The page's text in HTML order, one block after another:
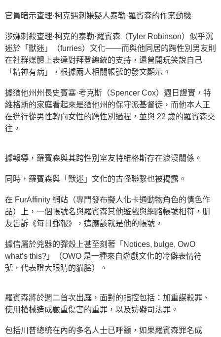
官員暗示查理·柯克遇刺嫌疑人泰勒·羅賓森的作案動機
涉嫌刺殺查理·柯克的泰勒·羅賓森（Tyler Robinson）似乎沉
迷於「獸迷」（furries）文化——而與他同居的跨性別男友則
在社群媒體上表達對拜登總統的支持，還曾開玩笑說自己
「精神有病」，根據兩人相關帳號的發文顯示。
據猶他州州長史賓塞·考克斯（Spencer Cox）週日證實，特
維格斯的家庭看起來是猶他州的保守派基督徒，而他本人正
在進行從男性轉向女性的跨性別過程，並與 22 歲的羅賓森交
往。
據報導，羅賓森與其跨性別室友特維格斯存在浪漫關係。
同時，羅賓森與「獸迷」文化的古怪聯繫也被揭露。
在 FurAffinity 網站（專門發布擬人化卡通動物角色的情色作
品）上，一個帳號名與羅賓森其他遊戲與網路帳號相符，朋
友告訴《每日郵報》，這應該就是他的帳號。
據信屬於兇器的彈殼上甚至刻著「Notices, bulge, OwO
what’s this?」（OWO 是一種來自遊戲文化的冷僻表情符
號，代表瞪大眼睛的貓臉）。
羅賓森將於週二首次出庭，面對的指控包括：加重謀殺罪、
使用槍械造成嚴重傷害的重罪，以及妨礙司法罪。
包括川普總統在內的多名人士已呼籲，如果羅賓森罪名成